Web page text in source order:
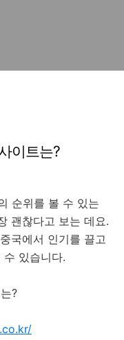
이트는?
순위를 볼 수 있는
괜찮다고 보는 데요.
국에서 인기를 끌고
있습니다.
?